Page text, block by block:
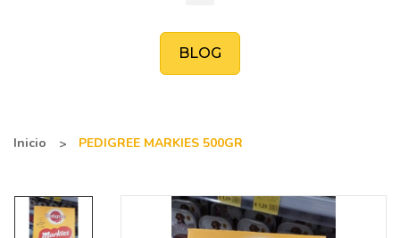
BLOG
Inicio PEDIGREE MARKIES 500GR